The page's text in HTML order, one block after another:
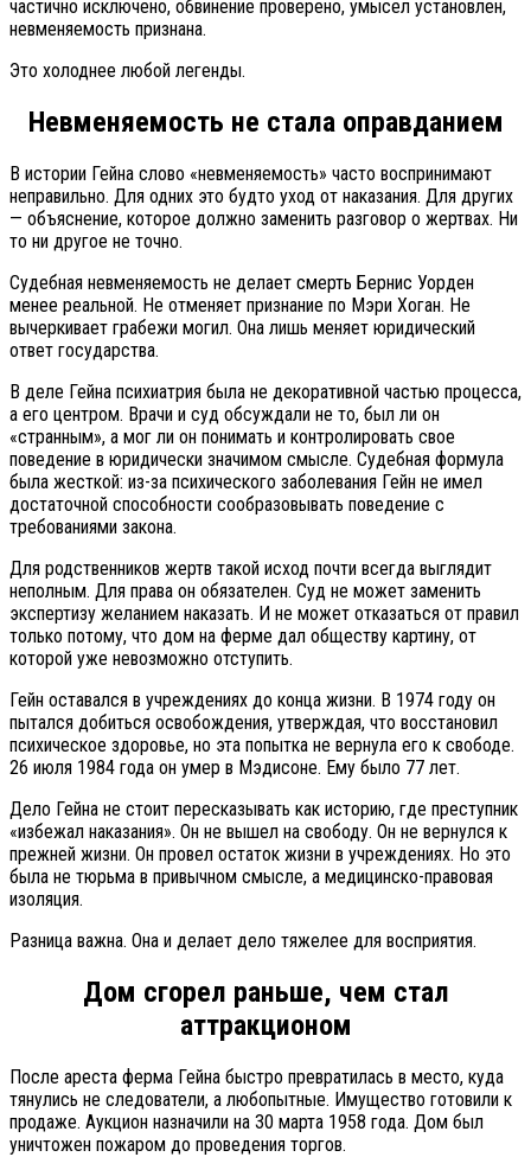
частично исключено, обвинение проверено, умысел установлен,
невменяемость признана.
Это холоднее любой легенды.
Невменяемость не стала оправданием
В истории Гейна слово «невменяемость» часто воспринимают
неправильно. Для одних это будто уход от наказания. Для других
— объяснение, которое должно заменить разговор о жертвах. Ни
то ни другое не точно.
Судебная невменяемость не делает смерть Бернис Уорден
менее реальной. Не отменяет признание по Мэри Хоган. Не
вычеркивает грабежи могил. Она лишь меняет юридический
ответ государства.
В деле Гейна психиатрия была не декоративной частью процесса,
а его центром. Врачи и суд обсуждали не то, был ли он
«странным», а мог ли он понимать и контролировать свое
поведение в юридически значимом смысле. Судебная формула
была жесткой: из-за психического заболевания Гейн не имел
достаточной способности сообразовывать поведение с
требованиями закона.
Для родственников жертв такой исход почти всегда выглядит
неполным. Для права он обязателен. Суд не может заменить
экспертизу желанием наказать. И не может отказаться от правил
только потому, что дом на ферме дал обществу картину, от
которой уже невозможно отступить.
Гейн оставался в учреждениях до конца жизни. В 1974 году он
пытался добиться освобождения, утверждая, что восстановил
психическое здоровье, но эта попытка не вернула его к свободе.
26 июля 1984 года он умер в Мэдисоне. Ему было 77 лет.
Дело Гейна не стоит пересказывать как историю, где преступник
«избежал наказания». Он не вышел на свободу. Он не вернулся к
прежней жизни. Он провел остаток жизни в учреждениях. Но это
была не тюрьма в привычном смысле, а медицинско-правовая
изоляция.
Разница важна. Она и делает дело тяжелее для восприятия.
Дом сгорел раньше, чем стал
аттракционом
После ареста ферма Гейна быстро превратилась в место, куда
тянулись не следователи, а любопытные. Имущество готовили к
продаже. Аукцион назначили на 30 марта 1958 года. Дом был
уничтожен пожаром до проведения торгов.